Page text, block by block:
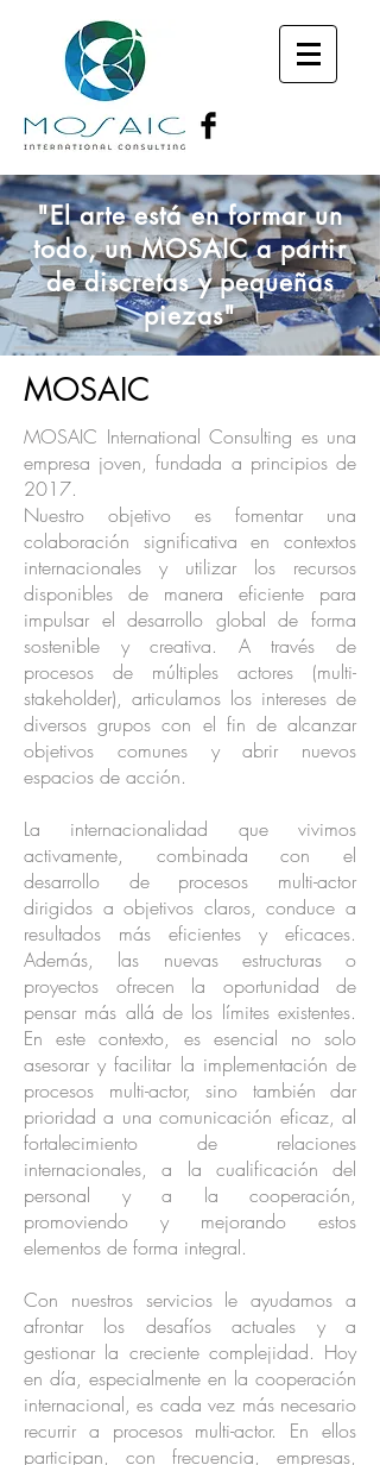
"El arte está en formar un
todo, un MOSAIC a partir
de discretas y pequeñas
piezas"
MOSAIC
MOSAIC International Consulting es una
empresa joven, fundada a principios de
2017.
Nuestro objetivo es fomentar una
colaboración significativa en contextos
internacionales y utilizar los recursos
disponibles de manera eficiente para
impulsar el desarrollo global de forma
sostenible y creativa. A través de
procesos de múltiples actores (multi-
stakeholder), articulamos los intereses de
diversos grupos con el fin de alcanzar
objetivos comunes y abrir nuevos
espacios de acción.
La internacionalidad que vivimos
activamente, combinada con el
desarrollo de procesos multi-actor
dirigidos a objetivos claros, conduce a
resultados más eficientes y eficaces.
Además, las nuevas estructuras o
proyectos ofrecen la oportunidad de
pensar más allá de los límites existentes.
En este contexto, es esencial no solo
asesorar y facilitar la implementación de
procesos multi-actor, sino también dar
prioridad a una comunicación eficaz, al
fortalecimiento de relaciones
internacionales, a la cualificación del
personal y a la cooperación,
promoviendo y mejorando estos
elementos de forma integral.
Con nuestros servicios le ayudamos a
afrontar los desafíos actuales y a
gestionar la creciente complejidad. Hoy
en día, especialmente en la cooperación
internacional, es cada vez más necesario
recurrir a procesos multi-actor. En ellos
participan, con frecuencia, empresas,